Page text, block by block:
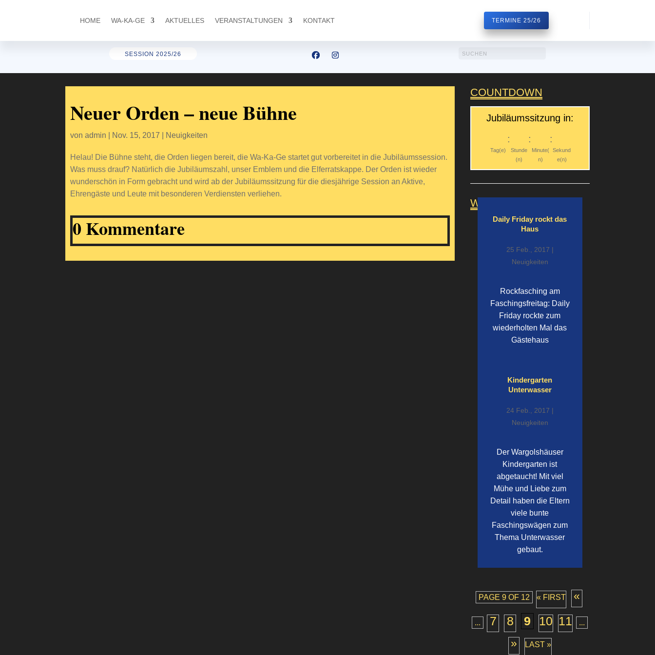
HOME WA-KA-GE AKTUELLES VERANSTALTUNGEN KONTAKT TERMINE 25/26
SESSION 2025/26
Neuer Orden – neue Bühne
vonadmin Nov. 15, 2017 Neuigkeiten
Helau! Die Bühne steht, die Orden liegen bereit, die Wa-Ka-Ge startet gut vorbereitet in die Jubiläumssession.
Was muss drauf? Natürlich die Jubiläumszahl, unser Emblem und die Elferratskappe. Der Orden ist wieder
wunderschön in Form gebracht und wird ab der Jubiläumssitzung für die diesjährige Session an Aktive,
Ehrengäste und Leute mit besonderen Verdiensten verliehen.
0 Kommentare
COUNTDOWN
Jubiläumssitzung in:
Tag(e)
:
Stunde
(n)
:
Minute(
n)
:
Sekund
e(n)
WEITERE BEITRÄGE
Daily Friday rockt das
Haus
25 Feb., 2017 |
Neuigkeiten
Rockfasching am
Faschingsfreitag: Daily
Friday rockte zum
wiederholten Mal das
Gästehaus
Kindergarten
Unterwasser
24 Feb., 2017 |
Neuigkeiten
Der Wargolshäuser
Kindergarten ist
abgetaucht! Mit viel
Mühe und Liebe zum
Detail haben die Eltern
viele bunte
Faschingswägen zum
Thema Unterwasser
gebaut.
PAGE 9 OF 12 « FIRST «
... 7 8 9 10 11 ...
» LAST »